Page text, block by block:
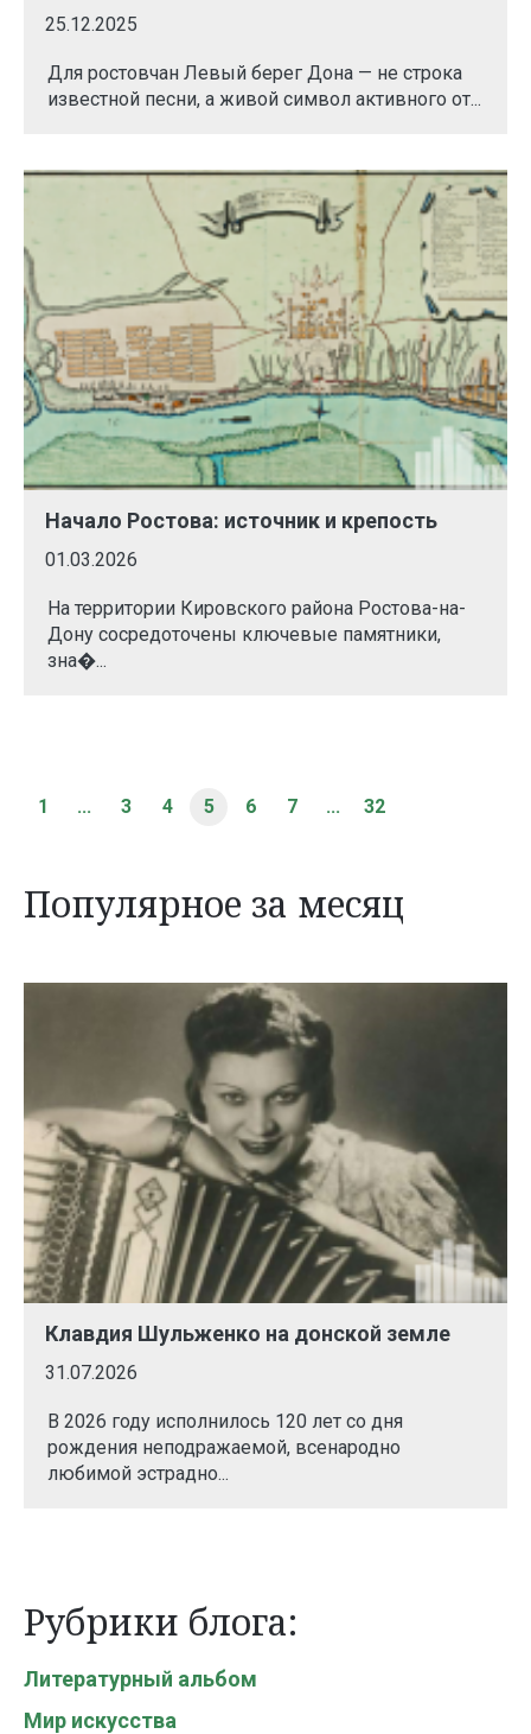
25.12.2025
Для ростовчан Левый берег Дона — не строка
известной песни, а живой символ активного от...
Начало Ростова: источник и крепость
01.03.2026
На территории Кировского района Ростова-на-
Дону сосредоточены ключевые памятники,
зна�...
1 ... 3 4 5 6 7 ... 32
Популярное за месяц
Клавдия Шульженко на донской земле
31.07.2026
В 2026 году исполнилось 120 лет со дня
рождения неподражаемой, всенародно
любимой эстрадно...
Рубрики блога:
Литературный альбом
Мир искусства